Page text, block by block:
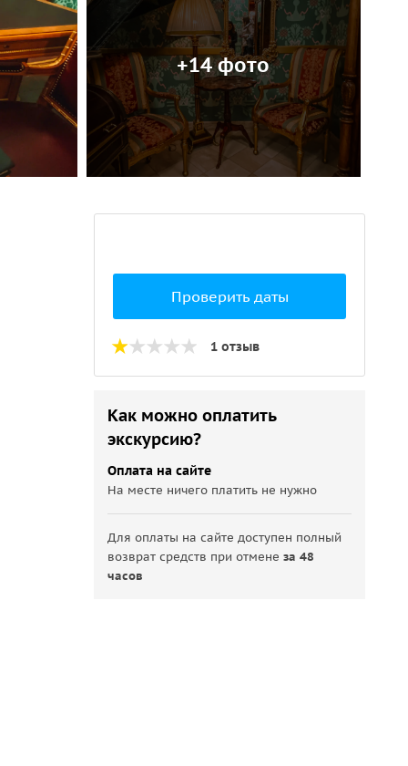
+14 фото
Проверить даты
1 отзыв
Как можно оплатить
экскурсию?
Оплата на сайте
На месте ничего платить не нужно
Для оплаты на сайте доступен полный
возврат средств при отменеза 48
часов